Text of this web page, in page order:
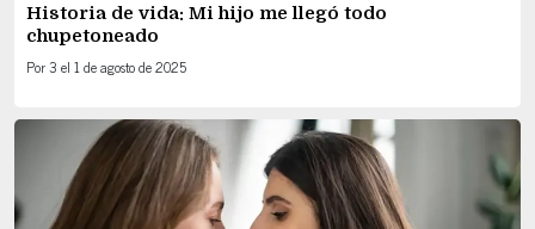
Historia de vida: Mi hijo me llegó todo
chupetoneado
Por3 el 1 de agosto de 2025